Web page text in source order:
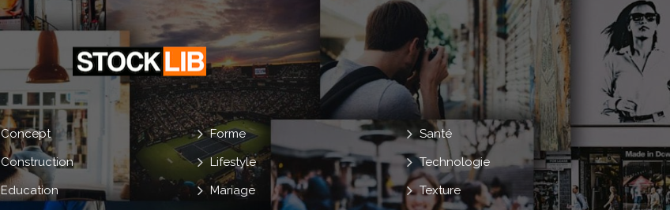
Concept
Construction
Education
Forme
Lifestyle
Mariage
Santé
Technologie
Texture